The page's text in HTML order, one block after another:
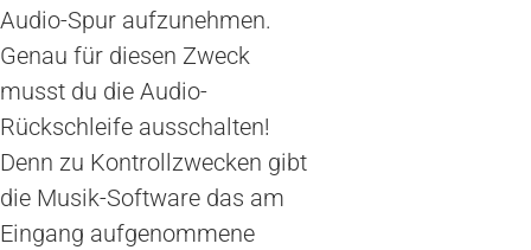
Audio-Spur aufzunehmen.
Genau für diesen Zweck
musst du die Audio-
Rückschleife ausschalten!
Denn zu Kontrollzwecken gibt
die Musik-Software das am
Eingang aufgenommene